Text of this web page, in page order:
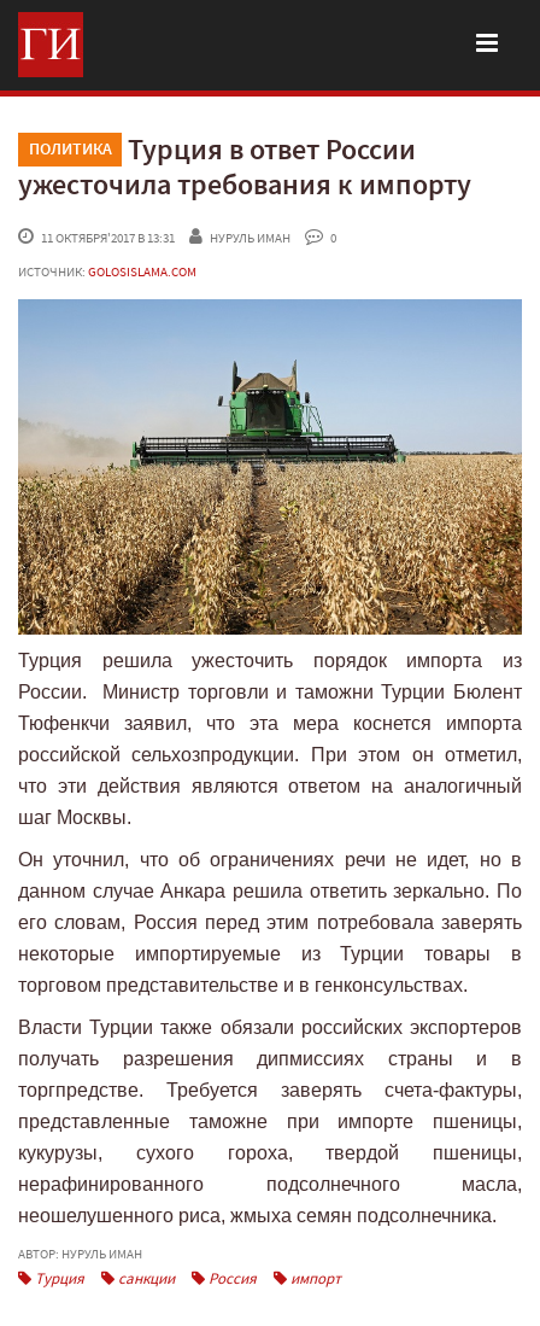
ПОЛИТИКА
Турция в ответ России
ужесточила требования к импорту
11 ОКТЯБРЯ'2017 В 13:31 НУРУЛЬ ИМАН
0
ИСТОЧНИК: GOLOSISLAMA.COM
Турция решила ужесточить порядок импорта из
России. Министр торговли и таможни Турции Бюлент
Тюфенкчи заявил, что эта мера коснется импорта
российской сельхозпродукции. При этом он отметил,
что эти действия являются ответом на аналогичный
шаг Москвы.
Он уточнил, что об ограничениях речи не идет, но в
данном случае Анкара решила ответить зеркально. По
его словам, Россия перед этим потребовала заверять
некоторые импортируемые из Турции товары в
торговом представительстве и в генконсульствах.
Власти Турции также обязали российских экспортеров
получать разрешения дипмиссиях страны и в
торгпредстве. Требуется заверять счета-фактуры,
представленные таможне при импорте пшеницы,
кукурузы, сухого гороха, твердой пшеницы,
нерафинированного подсолнечного масла,
неошелушенного риса, жмыха семян подсолнечника.
АВТОР: НУРУЛЬ ИМАН
Турция санкции Россия импорт